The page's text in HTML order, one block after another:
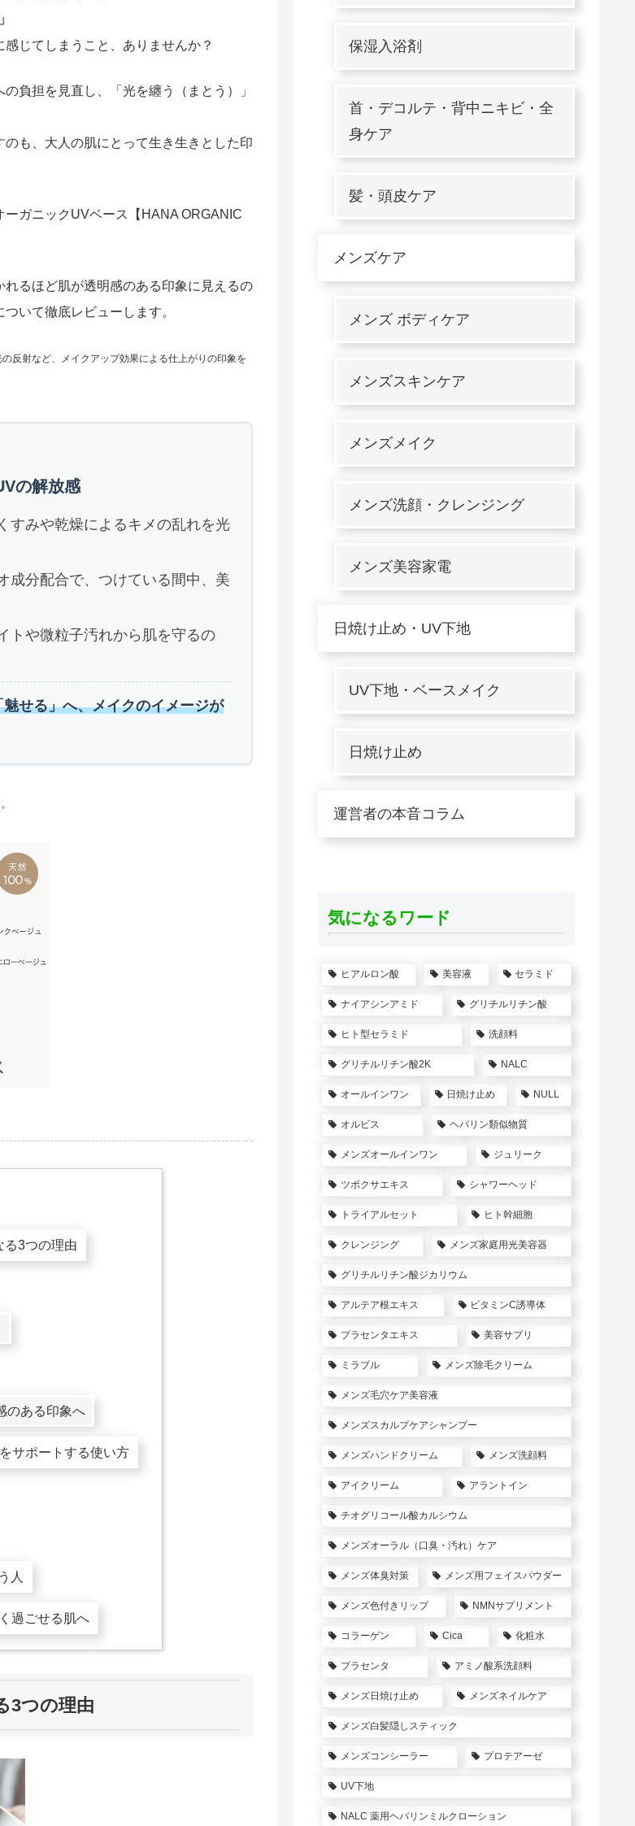
じてしまうこと、ありませんか？
負担を見直し、「光を纏う（まとう）」
も、大人の肌にとって生き生きとした印
ガニックUVベース【HANA ORGANIC
るほど肌が透明感のある印象に見えるの
いて徹底レビューします。
反射など、メイクアップ効果による仕上がりの印象を
の解放感
すみや乾燥によるキメの乱れを光
成分配合で、つけている間中、美
トや微粒子汚れから肌を守るの
せる」へ、メイクのイメージが
る3つの理由
のある印象へ
サポートする使い方
人
過ごせる肌へ
3つの理由
保湿入浴剤
首・デコルテ・背中ニキビ・全
身ケア
髪・頭皮ケア
メンズケア
メンズ ボディケア
メンズスキンケア
メンズメイク
メンズ洗顔・クレンジング
メンズ美容家電
日焼け止め・UV下地
UV下地・ベースメイク
日焼け止め
運営者の本音コラム
気になるワード
ヒアルロン酸 美容液 セラミド
ナイアシンアミド グリチルリチン酸
ヒト型セラミド 洗顔料
グリチルリチン酸2K NALC
オールインワン 日焼け止め NULL
オルビス ヘパリン類似物質
メンズオールインワン ジュリーク
ツボクサエキス シャワーヘッド
トライアルセット ヒト幹細胞
クレンジング メンズ家庭用光美容器
グリチルリチン酸ジカリウム
アルテア根エキス ビタミンC誘導体
プラセンタエキス 美容サプリ
ミラブル メンズ除毛クリーム
メンズ毛穴ケア美容液
メンズスカルプケアシャンプー
メンズハンドクリーム メンズ洗顔料
アイクリーム アラントイン
チオグリコール酸カルシウム
メンズオーラル（口臭・汚れ）ケア
メンズ体臭対策 メンズ用フェイスパウダー
メンズ色付きリップ NMNサプリメント
コラーゲン Cica 化粧水
プラセンタ アミノ酸系洗顔料
メンズ日焼け止め メンズネイルケア
メンズ白髪隠しスティック
メンズコンシーラー プロテアーゼ
UV下地
NALC 薬用ヘパリンミルクローション